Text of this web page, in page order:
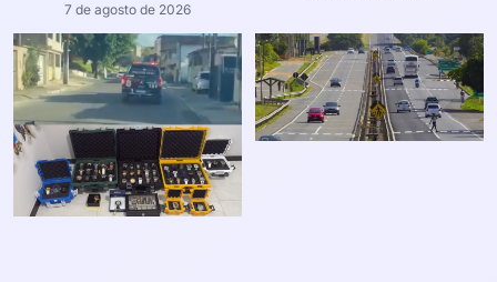
7 de agosto de 2026